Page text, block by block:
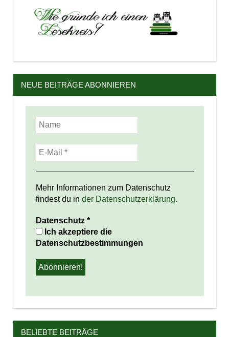
NEUE BEITRÄGE ABONNIEREN
Mehr Informationen zum Datenschutz
findest du in der Datenschutzerklärung.
Datenschutz *
Ich akzeptiere die
Datenschutzbestimmungen
BELIEBTE BEITRÄGE